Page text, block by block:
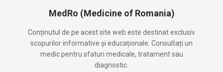
MedRo (Medicine of Romania)
Conținutul de pe acest site web este destinat exclusiv
scopurilor informative și educaționale. Consultați un
medic pentru sfaturi medicale, tratament sau
diagnostic.